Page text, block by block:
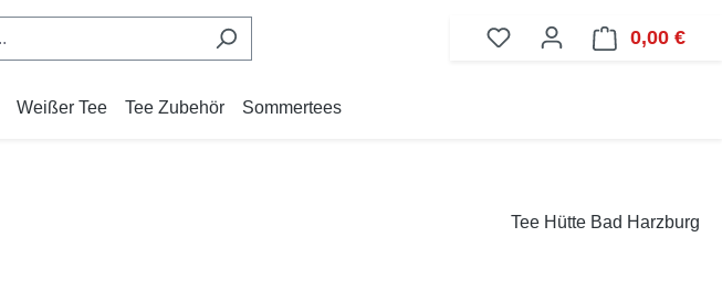
0,00 €
Weißer Tee Tee Zubehör Sommertees
Tee Hütte Bad Harzburg